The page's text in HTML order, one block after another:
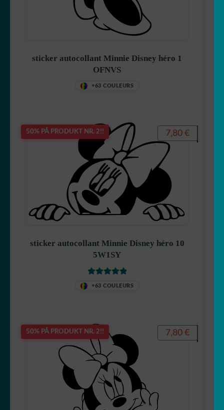
sticker autocollant Minnie Disney héro 1
OFNVS
+63 COULEURS
50% PÅ PRODUKT NR. 2!!
sticker autocollant Minnie Disney héro 10
5W1SY
+63 COULEURS
7,80 €
50% PÅ PRODUKT NR. 2!! 7,80 €